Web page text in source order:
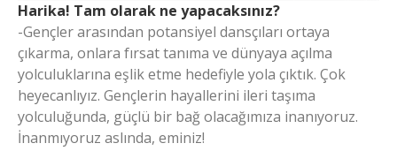
Harika! Tam olarak ne yapacaksınız?
-Gençler arasından potansiyel dansçıları ortaya
çıkarma, onlara fırsat tanıma ve dünyaya açılma
yolculuklarına eşlik etme hedefiyle yola çıktık. Çok
heyecanlıyız. Gençlerin hayallerini ileri taşıma
yolculuğunda, güçlü bir bağ olacağımıza inanıyoruz.
İnanmıyoruz aslında, eminiz!